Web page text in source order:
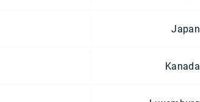
Japan
Kanada